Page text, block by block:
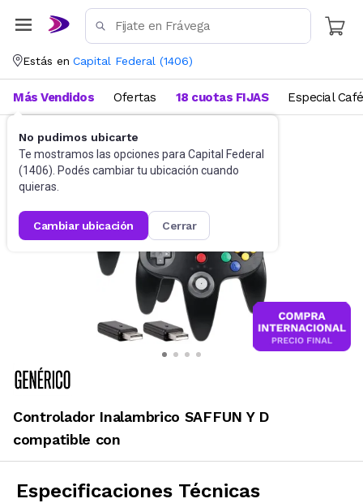
Estás en Capital Federal (1406)
No pudimos ubicarte
Te mostramos las opciones para Capital Federal
(1406). Podés cambiar tu ubicación cuando
quieras.
cambiar ubicación cerrar
Más Vendidos Ofertas 18 cuotas FIJAS Especial Café
Videojuegos Accesorios
Controlador Inalambrico SAFFUN Y D
compatible con
Especificaciones Técnicas